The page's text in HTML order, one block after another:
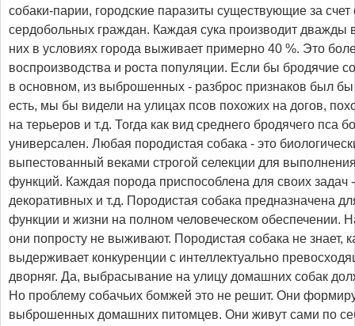
собаки-парии, городские паразиты существующие за счет
сердобольных граждан. Каждая сука производит дважды
них в условиях города выживает примерно 40 %. Это
воспроизводства и роста популяции. Если бы бродячие
в основном, из выброшенных - разброс признаков был
есть, мы бы видели на улицах псов похожих на догов,
на терьеров и т.д. Тогда как вид среднего бродячего пса
универсален. Любая породистая собака - это
выпестованный веками строгой селекции для
функций. Каждая порода приспособлена для своих задач
декоративных и т.д. Породистая собака предназначена
функции и жизни на полном человеческом обеспечении.
они попросту не выживают. Породистая собака не знает,
выдерживает конкуренции с интеллектуально
дворняг. Да, выбрасывание на улицу домашних собак
Но проблему собачьих бомжей это не решит. Они
выброшенных домашних питомцев. Они живут сами по